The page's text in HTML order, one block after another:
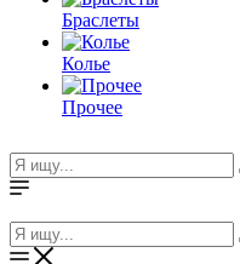
Браслеты
Колье
Прочее